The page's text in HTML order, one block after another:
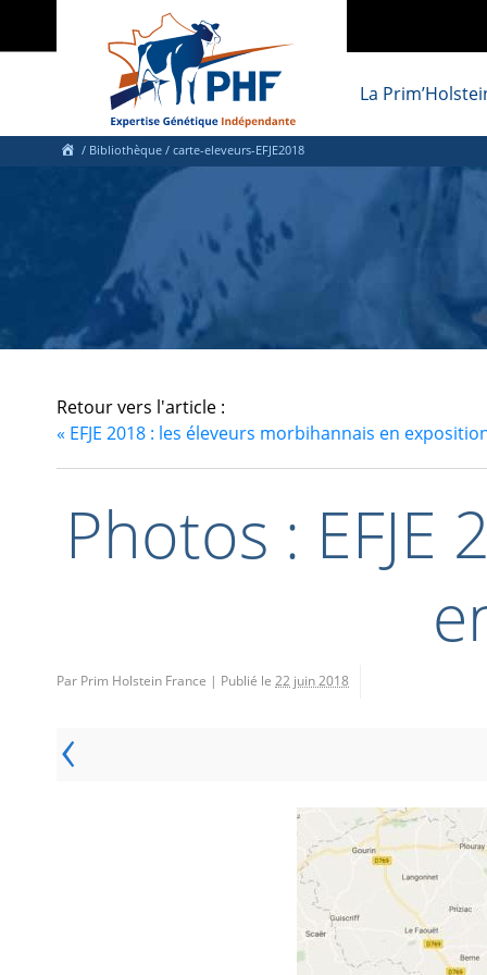
La
/ Bibliothèque / carte-eleveurs-EFJE2018
Retour vers l'article :
« EFJE 2018 : les éleveurs morbihannais en
Photos :
Par Prim Holstein France | Publié le 22 juin 2018
‹